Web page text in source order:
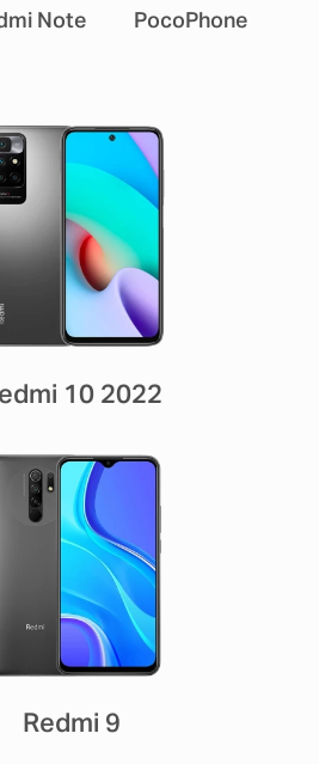
Note PocoPhone
10 2022
Redmi 9